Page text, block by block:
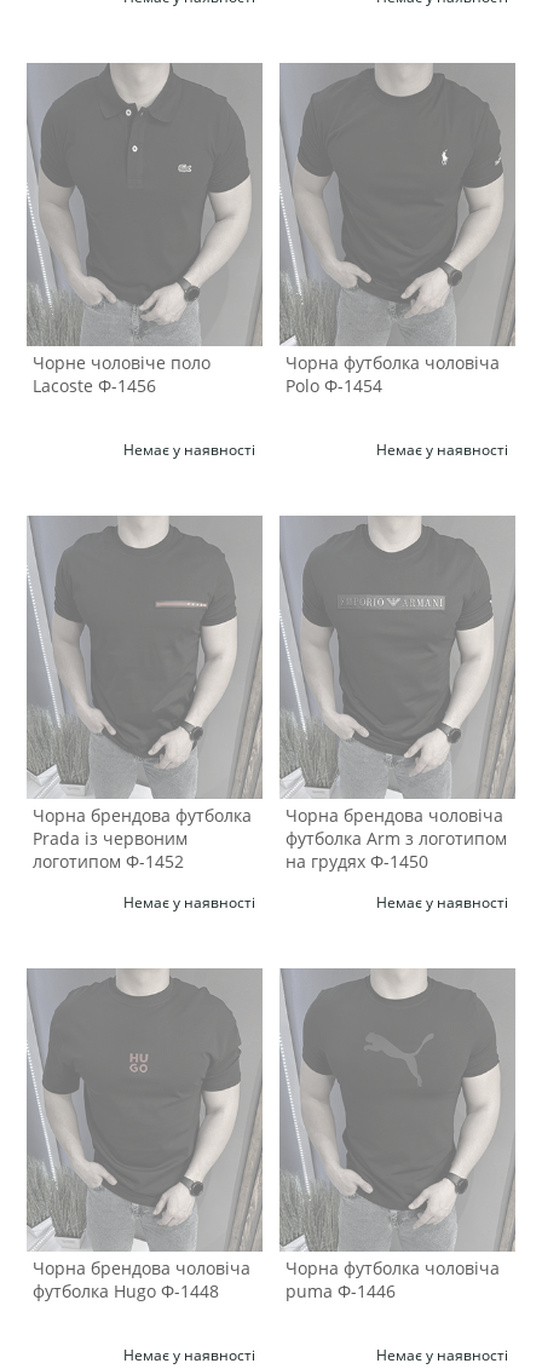
Чорне чоловіче поло
Lacoste Ф-1456
Немає у наявності
Чорна футболка чоловіча
Polo Ф-1454
Немає у наявності
Чорна брендова футболка
Prada із червоним
логотипом Ф-1452
Немає у наявності
Чорна брендова чоловіча
футболка Arm з логотипом
на грудях Ф-1450
Немає у наявності
Чорна брендова чоловіча
футболка Hugo Ф-1448
Немає у наявності
Чорна футболка чоловіча
puma Ф-1446
Немає у наявності